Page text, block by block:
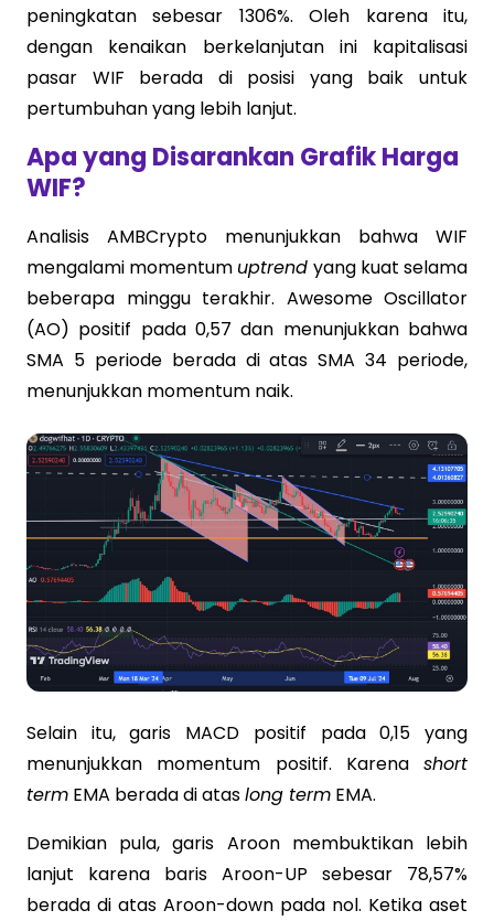
peningkatan sebesar 1306%. Oleh karena itu,
dengan kenaikan berkelanjutan ini kapitalisasi
pasar WIF berada di posisi yang baik untuk
pertumbuhan yang lebih lanjut.
Apa yang Disarankan Grafik Harga
WIF?
Analisis AMBCrypto menunjukkan bahwa WIF
mengalami momentum uptrend yang kuat selama
beberapa minggu terakhir. Awesome Oscillator
(AO) positif pada 0,57 dan menunjukkan bahwa
SMA 5 periode berada di atas SMA 34 periode,
menunjukkan momentum naik.
Selain itu, garis MACD positif pada 0,15 yang
menunjukkan momentum positif. Karena short
term EMA berada di ataslong term EMA.
Demikian pula, garis Aroon membuktikan lebih
lanjut karena baris Aroon-UP sebesar 78,57%
berada di atas Aroon-down pada nol. Ketika aset